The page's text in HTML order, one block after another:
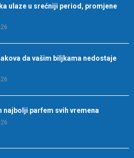
ulaze u srećniji period, promjene
da vašim biljkama nedostaje
najbolji parfem svih vremena